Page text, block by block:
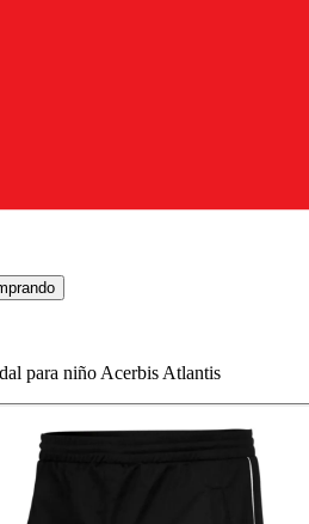
para niño Acerbis Atlantis